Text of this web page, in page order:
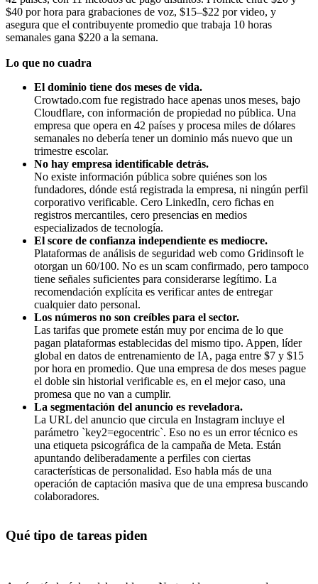
$40 por hora para grabaciones de voz, $15–$22 por video, y
asegura que el contribuyente promedio que trabaja 10 horas
semanales gana $220 a la semana.
Lo que no cuadra
El dominio tiene dos meses de vida.
Crowtado.com fue registrado hace apenas unos meses, bajo
Cloudflare, con información de propiedad no pública. Una
empresa que opera en 42 países y procesa miles de dólares
semanales no debería tener un dominio más nuevo que un
trimestre escolar.
No hay empresa identificable detrás.
No existe información pública sobre quiénes son los
fundadores, dónde está registrada la empresa, ni ningún perfil
corporativo verificable. Cero LinkedIn, cero fichas en
registros mercantiles, cero presencias en medios
especializados de tecnología.
El score de confianza independiente es mediocre.
Plataformas de análisis de seguridad web como Gridinsoft le
otorgan un 60/100. No es un scam confirmado, pero tampoco
tiene señales suficientes para considerarse legítimo. La
recomendación explícita es verificar antes de entregar
cualquier dato personal.
Los números no son creíbles para el sector.
Las tarifas que promete están muy por encima de lo que
pagan plataformas establecidas del mismo tipo. Appen, líder
global en datos de entrenamiento de IA, paga entre $7 y $15
por hora en promedio. Que una empresa de dos meses pague
el doble sin historial verificable es, en el mejor caso, una
promesa que no van a cumplir.
La segmentación del anuncio es reveladora.
La URL del anuncio que circula en Instagram incluye el
parámetro `key2=egocentric`. Eso no es un error técnico es
una etiqueta psicográfica de la campaña de Meta. Están
apuntando deliberadamente a perfiles con ciertas
características de personalidad. Eso habla más de una
operación de captación masiva que de una empresa buscando
colaboradores.
Qué tipo de tareas piden